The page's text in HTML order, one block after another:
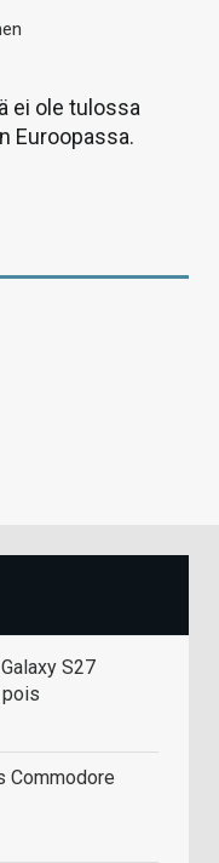
ei ole tulossa
Euroopassa.
S27
pois
Commodore